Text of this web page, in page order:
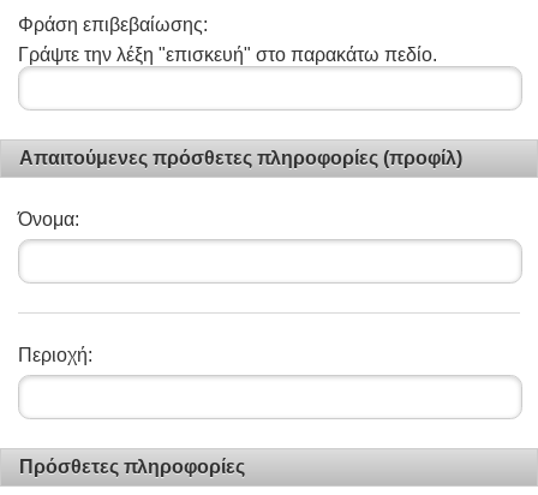
Φράση επιβεβαίωσης:
Γράψτε την λέξη "επισκευή" στο παρακάτω πεδίο.
Απαιτούμενες πρόσθετες πληροφορίες (προφίλ)
Όνομα:
Περιοχή:
Πρόσθετες πληροφορίες